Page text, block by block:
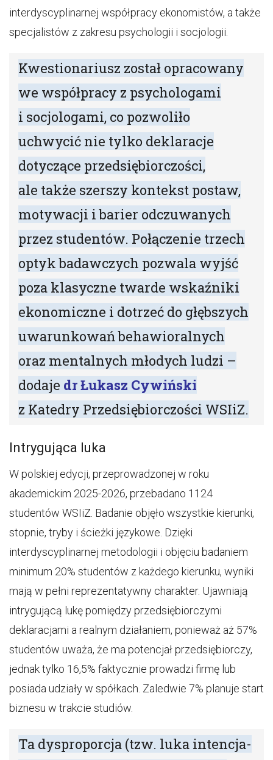
interdyscyplinarnej współpracy ekonomistów, a także
specjalistów z zakresu psychologii i socjologii.
Kwestionariusz został opracowany
we współpracy z psychologami
i socjologami, co pozwoliło
uchwycić nie tylko deklaracje
dotyczące przedsiębiorczości,
ale także szerszy kontekst postaw,
motywacji i barier odczuwanych
przez studentów. Połączenie trzech
optyk badawczych pozwala wyjść
poza klasyczne twarde wskaźniki
ekonomiczne i dotrzeć do głębszych
uwarunkowań behawioralnych
oraz mentalnych młodych ludzi –
dodaje dr Łukasz Cywiński
z Katedry Przedsiębiorczości WSIiZ.
Intrygująca luka
W polskiej edycji, przeprowadzonej w roku
akademickim 2025-2026, przebadano 1124
studentów WSIiZ. Badanie objęło wszystkie kierunki,
stopnie, tryby i ścieżki językowe. Dzięki
interdyscyplinarnej metodologii i objęciu badaniem
minimum 20% studentów z każdego kierunku, wyniki
mają w pełni reprezentatywny charakter. Ujawniają
intrygującą lukę pomiędzy przedsiębiorczymi
deklaracjami a realnym działaniem, ponieważ aż 57%
studentów uważa, że ma potencjał przedsiębiorczy,
jednak tylko 16,5% faktycznie prowadzi firmę lub
posiada udziały w spółkach. Zaledwie 7% planuje start
biznesu w trakcie studiów.
Ta dysproporcja (tzw. luka intencja-